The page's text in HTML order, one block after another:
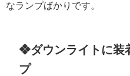
なランプばかりです。
❖ダウンライトに装
プ